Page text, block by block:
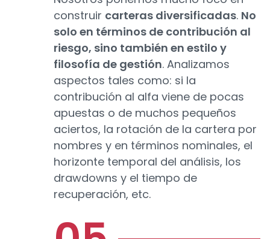
construir carteras diversificadas. No
solo en términos de contribución al
riesgo, sino también en estilo y
filosofía de gestión. Analizamos
aspectos tales como: si la
contribución al alfa viene de pocas
apuestas o de muchos pequeños
aciertos, la rotación de la cartera por
nombres y en términos nominales, el
horizonte temporal del análisis, los
drawdowns y el tiempo de
recuperación, etc.